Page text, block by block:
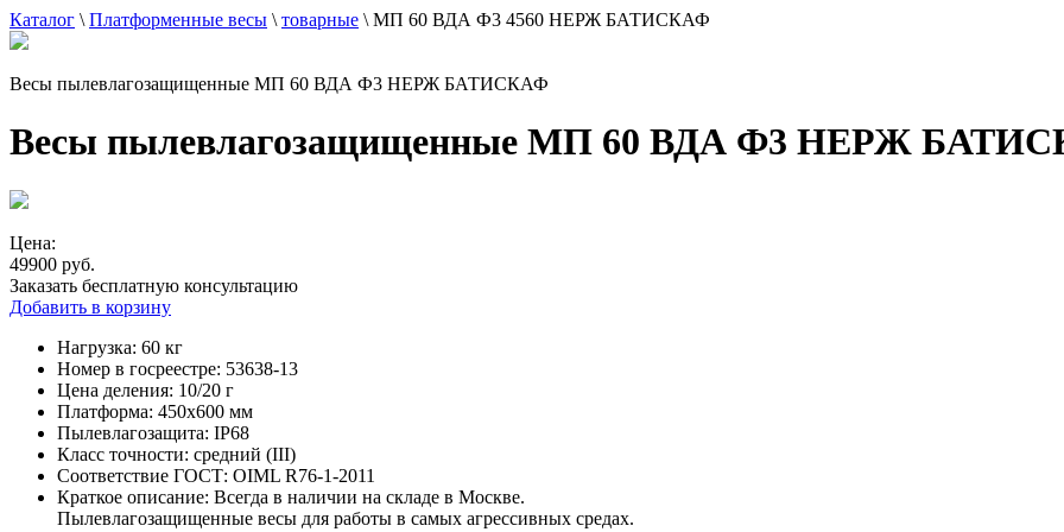
Каталог \ Платформенные весы \ товарные \ МП 60 ВДА Ф3 4560 НЕРЖ БАТИСКАФ
Весы пылевлагозащищенные МП 60 ВДА Ф3 НЕРЖ БАТИСКАФ
Весы пылевлагозащищенные МП 60 ВДА Ф3 НЕРЖ
Цена:
49900 руб.
Заказать бесплатную консультацию
Добавить в корзину
Нагрузка: 60 кг
Номер в госреестре: 53638-13
Цена деления: 10/20 г
Платформа: 450x600 мм
Пылевлагозащита: IP68
Класс точности: средний (III)
Соответствие ГОСТ: OIML R76-1-2011
Краткое описание: Всегда в наличии на складе в Москве.
Пылевлагозащищенные весы для работы в самых агрессивных средах.